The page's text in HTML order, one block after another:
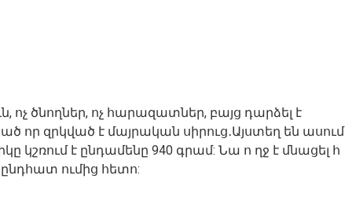
ոչ ծնողներ, ոչ հարազատներ, բայց դարձել է
որ զրկված է մայրական սիրուց․Այստեղ են ասում
կշռում է ընդամենը 940 գրամ: Նա ո ղջ է մնացել հ
ումից հետո: